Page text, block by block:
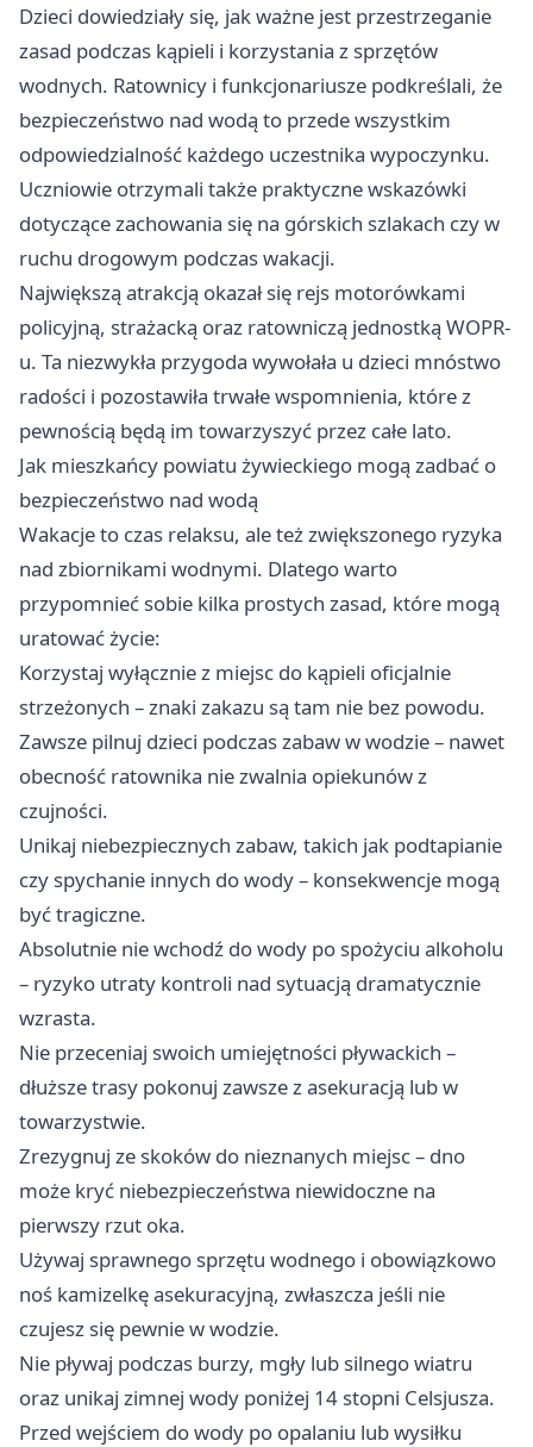
Dzieci dowiedziały się, jak ważne jest przestrzeganie
zasad podczas kąpieli i korzystania z sprzętów
wodnych. Ratownicy i funkcjonariusze podkreślali, że
bezpieczeństwo nad wodą to przede wszystkim
odpowiedzialność każdego uczestnika wypoczynku.
Uczniowie otrzymali także praktyczne wskazówki
dotyczące zachowania się na górskich szlakach czy w
ruchu drogowym podczas wakacji.
Największą atrakcją okazał się rejs motorówkami
policyjną, strażacką oraz ratowniczą jednostką WOPR-
u. Ta niezwykła przygoda wywołała u dzieci mnóstwo
radości i pozostawiła trwałe wspomnienia, które z
pewnością będą im towarzyszyć przez całe lato.
Jak mieszkańcy powiatu żywieckiego mogą zadbać o
bezpieczeństwo nad wodą
Wakacje to czas relaksu, ale też zwiększonego ryzyka
nad zbiornikami wodnymi. Dlatego warto
przypomnieć sobie kilka prostych zasad, które mogą
uratować życie:
Korzystaj wyłącznie z miejsc do kąpieli oficjalnie
strzeżonych – znaki zakazu są tam nie bez powodu.
Zawsze pilnuj dzieci podczas zabaw w wodzie – nawet
obecność ratownika nie zwalnia opiekunów z
czujności.
Unikaj niebezpiecznych zabaw, takich jak podtapianie
czy spychanie innych do wody – konsekwencje mogą
być tragiczne.
Absolutnie nie wchodź do wody po spożyciu alkoholu
– ryzyko utraty kontroli nad sytuacją dramatycznie
wzrasta.
Nie przeceniaj swoich umiejętności pływackich –
dłuższe trasy pokonuj zawsze z asekuracją lub w
towarzystwie.
Zrezygnuj ze skoków do nieznanych miejsc – dno
może kryć niebezpieczeństwa niewidoczne na
pierwszy rzut oka.
Używaj sprawnego sprzętu wodnego i obowiązkowo
noś kamizelkę asekuracyjną, zwłaszcza jeśli nie
czujesz się pewnie w wodzie.
Nie pływaj podczas burzy, mgły lub silnego wiatru
oraz unikaj zimnej wody poniżej 14 stopni Celsjusza.
Przed wejściem do wody po opalaniu lub wysiłku